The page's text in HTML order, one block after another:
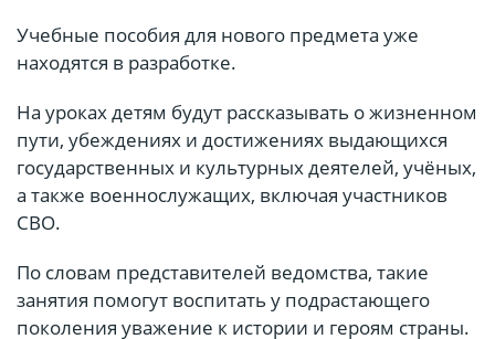
Учебные пособия для нового предмета уже
находятся в разработке.
На уроках детям будут рассказывать о жизненном
пути, убеждениях и достижениях выдающихся
государственных и культурных деятелей, учёных,
а также военнослужащих, включая участников
СВО.
По словам представителей ведомства, такие
занятия помогут воспитать у подрастающего
поколения уважение к истории и героям страны.